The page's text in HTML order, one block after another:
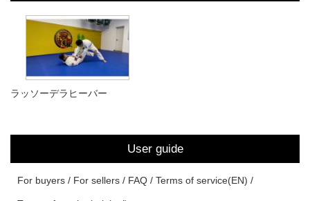
ラッソーデラヒーバー
User guide
For buyers For sellers FAQ Terms of service(EN)